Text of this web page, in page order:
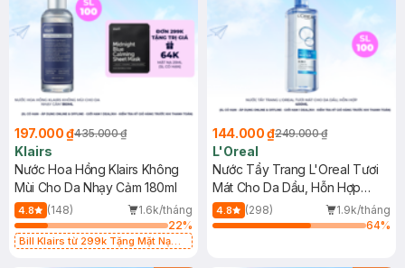
197.000 ₫435.000 ₫
Klairs
Nước Hoa Hồng Klairs Không
Mùi Cho Da Nhạy Cảm 180ml
4.8 (148)
1.6k/tháng
22%
Bill Klairs từ 299k Tặng Mặt Nạ
144.000 ₫249.000 ₫
L'Oreal
Nước Tẩy Trang L'Oreal Tươi
Mát Cho Da Dầu, Hỗn Hợp
400ml
4.8 (298)
1.9k/tháng
64%